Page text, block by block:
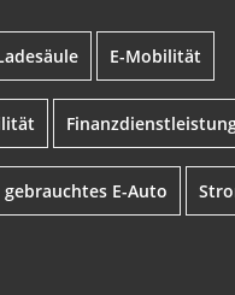
E-Mobilität
gebrauchtes E-Auto